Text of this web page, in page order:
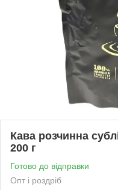
Кава розчинна
200 г
Готово до відправки
Опт і роздріб